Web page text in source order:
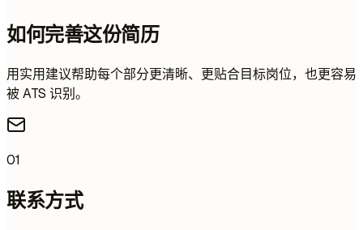
如何完善这份简历
用实用建议帮助每个部分更清晰、更贴合目标岗位，也更容易
被 ATS 识别。
01
联系方式